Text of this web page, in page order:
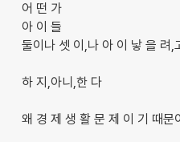
어 떤 가
아 이 들
둘이나 셋 이,나 아 이 낳 을 려,
하 지,아니,한 다
왜 경 제 생 활 문 제 이 기 때문